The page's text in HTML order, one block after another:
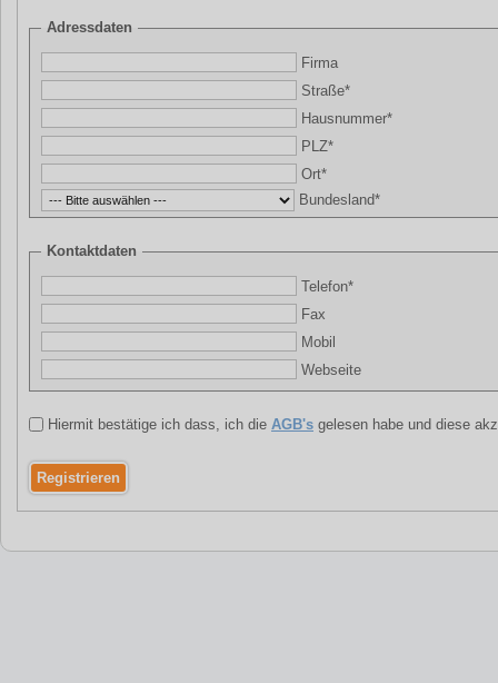
Adressdaten
Firma
Straße*
Hausnummer*
PLZ*
Ort*
Bundesland*
Kontaktdaten
Telefon*
Fax
Mobil
Webseite
Hiermit bestätige ich dass, ich die AGB's gelesen habe und diese